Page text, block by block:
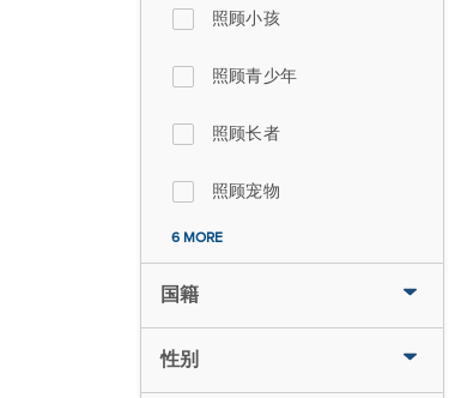
照顾小孩
照顾青少年
照顾长者
照顾宠物
6 MORE
国籍
性别